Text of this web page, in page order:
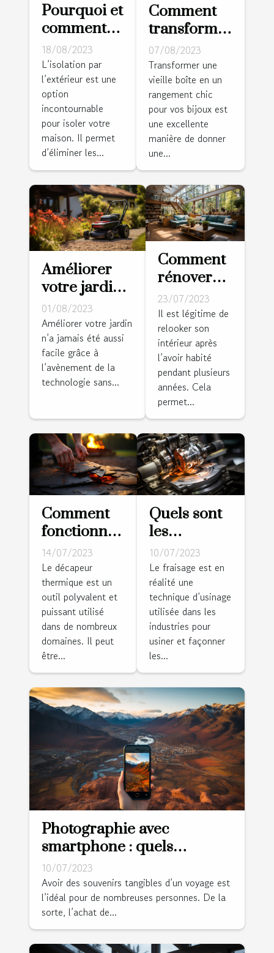
Pourquoi et
comment
isoler les
murs par
l’extérieur ?
18/08/2023
L’isolation par
l’extérieur est une
option
incontournable
pour isoler votre
maison. Il permet
d’éliminer les...
Comment
transformer
une vieille
boîte en un
rangement
chic pour
vos bijoux
07/08/2023
Transformer une
vieille boîte en un
rangement chic
pour vos bijoux est
une excellente
manière de donner
une...
Améliorer
votre jardin
avec un
robot
tondeuse
sans fil
périphérique
01/08/2023
Améliorer votre jardin
n’a jamais été aussi
facile grâce à
l’avènement de la
technologie sans...
Comment
rénover
l'intérieur
de sa
maison ?
23/07/2023
Il est légitime de
relooker son
intérieur après
l’avoir habité
pendant plusieurs
années. Cela
permet...
Comment
fonctionne
un
décapeur
thermique
?
14/07/2023
Le décapeur
thermique est un
outil polyvalent et
puissant utilisé
dans de nombreux
domaines. Il peut
être...
Quels sont
les
différents
types de
fraisage ?
10/07/2023
Le fraisage est en
réalité une
technique d’usinage
utilisée dans les
industries pour
usiner et façonner
les...
Photographie avec
smartphone : quels
avantages lors d’un voyage
?
10/07/2023
Avoir des souvenirs tangibles d’un voyage est
l’idéal pour de nombreuses personnes. De la
sorte, l’achat de...